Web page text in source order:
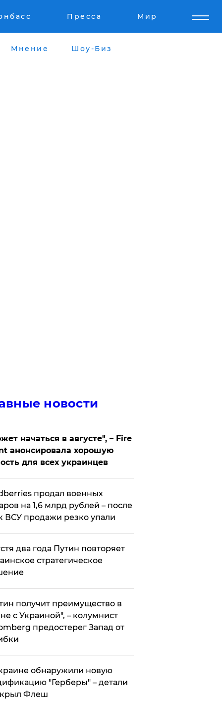
Пресса Мир
Мнение Шоу-Биз
новости
начаться в августе", – Fire
анонсировала хорошую
для всех украинцев
продал военных
на 1,6 млрд рублей – после
ВСУ продажи резко упали
два года Путин повторяет
стратегическое
получит преимущество в
с Украиной", – колумнист
предостерег Запад от
обнаружили новую
"Герберы" – детали
Флеш